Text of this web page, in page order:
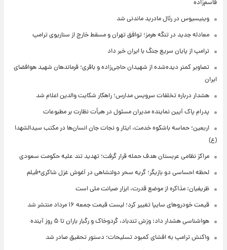
قاسم‌زاده
وینیسیوس در رئال مادرید ماندنی شد
معادله جدید در تنگه هرمز؛ توافق تهران و مسقط خارج از سناریوی ترامپ
ترامپ از پایان سریع جنگ با ایران خبر داد
تصاویر کمتر دیده‌شده از شهیدان حاجی‌زاده و باقری؛ فرماندهان شهید هوافضای
ایران
هشدار درباره تخلفات سرویس مدارس؛ راهکار شکایت والدین اعلام شد
پدرام پاک آیین نماینده مدیران مسئول در هیأت نظارت بر مطبوعات
اربعین؛ حماسه باشکوه خدمت، ایثار و نجات جان انسان‌ها در مکتب سیدالشهدا
(ع)
مراکز نظامی عربستان هدف حمله قرار گرفت؛ تهدید تند علیه حکومت سعودی
لحظه احساسی دو بازیگر؛ گریه سحر دولتشاهی در آغوش غزل شاکری+فیلم
ظریفیان: مذاکره از موضع قدرت، ابزار صیانت ملی است
قیمت خودروهای سایپا تغییر کرد؛ لیست قیمت جمعه ۱۶ مرداد منتشر شد
هواشناسی هشدار داد: وزش تندباد، گردوخاک و رگبار باران تا ۵ روز آینده
واکنش ترامپ به افشای کمبود تسلیحات؛ دستور تحقیق صادر شد